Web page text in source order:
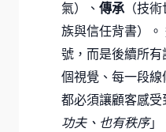
氣）、 傳承 （技
族與信任背書）。
號，而是後續所
個視覺、每一段線
都必須讓顧客感受
功夫、也有秩序」